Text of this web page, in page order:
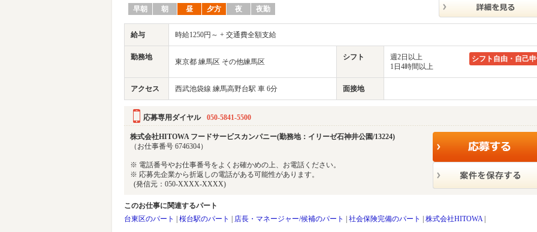
早朝 朝 昼 夕方 夜 夜勤
給与 時給1250円～ + 交通費全額支給
勤務地
東京都 練馬区 その他練馬区
シフト
週2日以上
1日4時間以上
シフト自由・自己
アクセス 西武池袋線 練馬高野台駅 車 6分 面接地
応募専用ダイヤル 050-5841-5500
株式会社HITOWA フードサービスカンパニー(勤務地：イリーゼ石神井公園/13224)
（お仕事番号 6746304）
※ 電話番号やお仕事番号をよくお確かめの上、お電話ください。
※ 応募先企業から折返しの電話がある可能性があります。
(発信元：050-XXXX-XXXX)
このお仕事に関連するパート
台東区のパート
桜台駅のパート 店長・マネージャー/候補のパート 社会保険完備のパート 株式会社HITOWA|